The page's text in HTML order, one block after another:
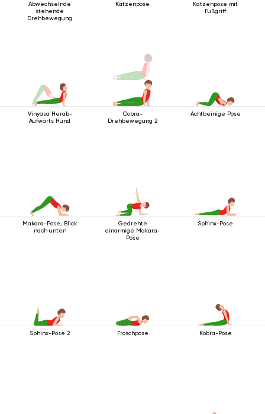
Abwechselnde
stehende
Drehbewegung
Katzenpose
Katzenpose mit
Fußgriff
Vinyasa Herab-
Aufwärts Hund
Cobra-
Drehbewegung 2
Achtbeinige Pose
Makara-Pose, Blick
nach unten
Gedrehte
einarmige Makara-
Pose
Sphinx-Pose
Sphinx-Pose 2 Froschpose Kobra-Pose